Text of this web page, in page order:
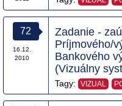
72
16.12.
2010
Zadanie -
Príjmového/
Bankového
(Vizuálny
Tagy: VIZUAL